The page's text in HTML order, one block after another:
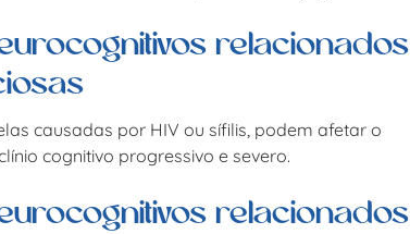
relacionados
causadas por HIV ou sífilis, podem afetar o
cognitivo progressivo e severo.
relacionados